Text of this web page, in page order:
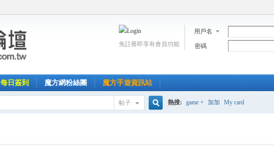
用戶名
密碼
免註冊即享有會員功能
每日簽到 魔方網粉絲團 魔方手遊資訊站
帖子 熱搜: game + 加加 My card